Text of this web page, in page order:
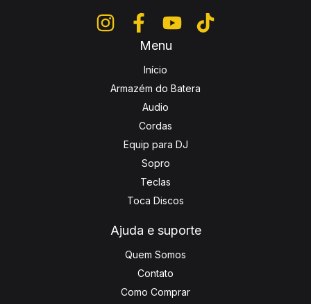
Menu
Início
Armazém do Batera
Audio
Cordas
Equip para DJ
Sopro
Teclas
Toca Discos
Ajuda e suporte
Quem Somos
Contato
Como Comprar